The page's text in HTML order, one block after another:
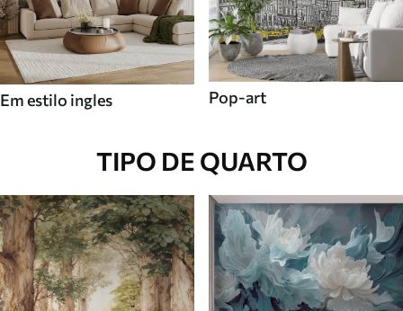
Em estilo ingles Pop-art
TIPO DE QUARTO